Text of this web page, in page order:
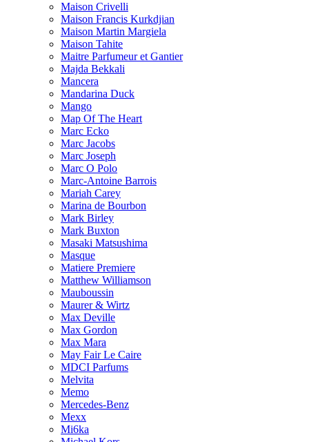
Maison Crivelli
Maison Francis Kurkdjian
Maison Martin Margiela
Maison Tahite
Maitre Parfumeur et Gantier
Majda Bekkali
Mancera
Mandarina Duck
Mango
Map Of The Heart
Marc Ecko
Marc Jacobs
Marc Joseph
Marc O Polo
Marc-Antoine Barrois
Mariah Carey
Marina de Bourbon
Mark Birley
Mark Buxton
Masaki Matsushima
Masque
Matiere Premiere
Matthew Williamson
Mauboussin
Maurer & Wirtz
Max Deville
Max Gordon
Max Mara
May Fair Le Caire
MDCI Parfums
Melvita
Memo
Mercedes-Benz
Mexx
Mi6ka